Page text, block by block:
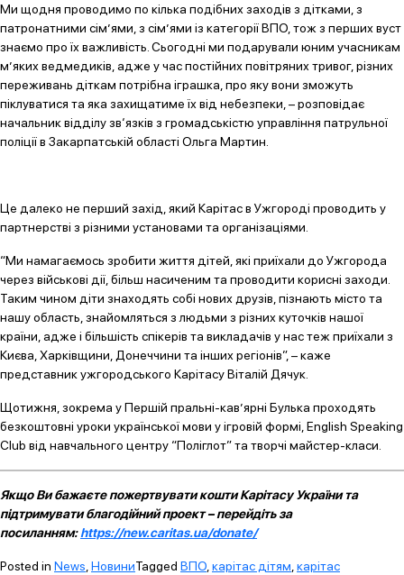
Ми щодня проводимо по кілька подібних заходів з дітками, з
патронатними сім’ями, з сім’ями із категорії ВПО, тож з перших вуст
знаємо про їх важливість. Сьогодні ми подарували юним учасникам
м’яких ведмедиків, адже у час постійних повітряних тривог, різних
переживань діткам потрібна іграшка, про яку вони зможуть
піклуватися та яка захищатиме їх від небезпеки, – розповідає
начальник відділу зв‘язків з громадськістю управління патрульної
поліції в Закарпатській області Ольга Мартин.
Це далеко не перший захід, який Карітас в Ужгороді проводить у
партнерстві з різними установами та організаціями.
“Ми намагаємось зробити життя дітей, які приїхали до Ужгорода
через військові дії, більш насиченим та проводити корисні заходи.
Таким чином діти знаходять собі нових друзів, пізнають місто та
нашу область, знайомляться з людьми з різних куточків нашої
країни, адже і більшість спікерів та викладачів у нас теж приїхали з
Києва, Харківщини, Донеччини та інших регіонів”, – каже
представник ужгородського Карітасу Віталій Дячук.
Щотижня, зокрема у Першій пральні-кав’ярні Булька проходять
безкоштовні уроки української мови у ігровій формі, English Speaking
Club від навчального центру “Поліглот” та творчі майстер-класи.
Якщо Ви бажаєте пожертвувати кошти Карітасу України та
підтримувати благодійний проект – перейдіть за
посиланням:https://new.caritas.ua/donate/
Posted in News НовиниTagged ВПО карітас дітям карітас